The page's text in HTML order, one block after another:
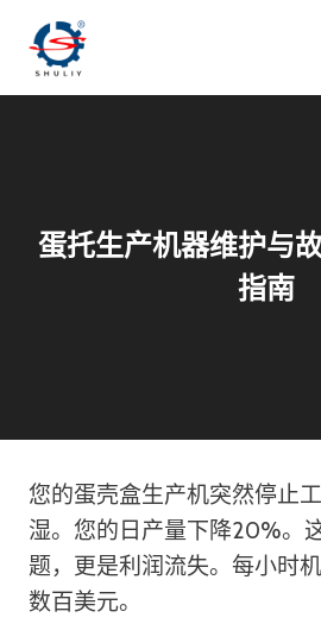
蛋托生产机器维护与
指南
您的蛋壳盒生产机突然停止
湿。您的日产量下降20%。
题，更是利润流失。每小时
数百美元。